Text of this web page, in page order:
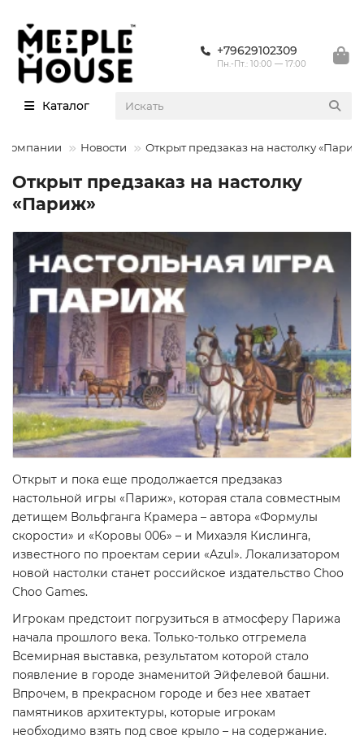
+79629102309
Пн.-Пт.: 10:00 — 17:00
Каталог
компании Новости Открыт предзаказ на настолку
Открыт предзаказ на настолку
«Париж»
Открыт и пока еще продолжается предзаказ
настольной игры «Париж», которая стала совместным
детищем Вольфганга Крамера – автора «Формулы
скорости» и «Коровы 006» – и Михаэля Кислинга,
известного по проектам серии «Azul». Локализатором
новой настолки станет российское издательство Choo
Choo Games.
Игрокам предстоит погрузиться в атмосферу Парижа
начала прошлого века. Только-только отгремела
Всемирная выставка, результатом которой стало
появление в городе знаменитой Эйфелевой башни.
Впрочем, в прекрасном городе и без нее хватает
памятников архитектуры, которые игрокам
необходимо взять под свое крыло – на содержание.